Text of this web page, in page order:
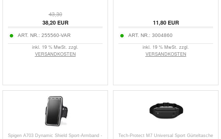
43,30
38,20EUR
ART. NR.: 255560-VAR
inkl. 19 % MwSt. zzgl.
VERSANDKOSTEN
11,80EUR
ART. NR.: 3004860
inkl. 19 % MwSt. zzgl.
VERSANDKOSTEN
Spigen A703 Dynamic Shield Sport-Armband -
Tech-Protect M7 Universal Sport Gürteltasche